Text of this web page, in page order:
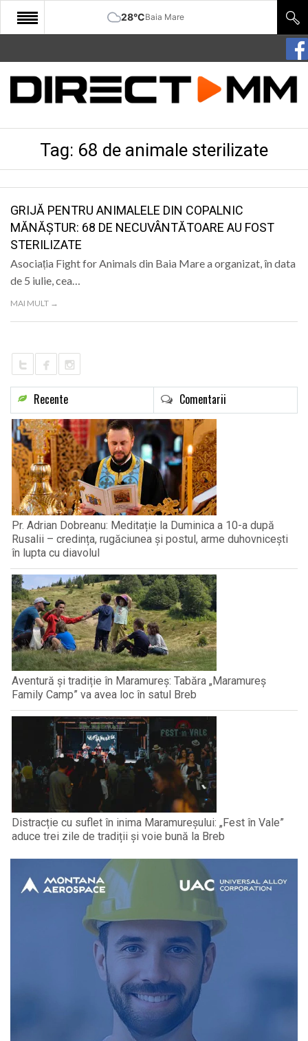
28°CBaia Mare
START
COMUNITATE
CULTURA
SANATATE
SPORT
SPECIAL
POLITIC
Tag: 68 de animale sterilizate
GRIJĂ PENTRU ANIMALELE DIN COPALNIC
MĂNĂȘTUR: 68 DE NECUVÂNTĂTOARE AU FOST
STERILIZATE
Asociația Fight for Animals din Baia Mare a organizat, în data
de 5 iulie, cea…
MAI MULT →
Recente Comentarii
Pr. Adrian Dobreanu: Meditație la Duminica a 10-a după
Rusalii – credința, rugăciunea și postul, arme duhovnicești
în lupta cu diavolul
Aventură și tradiție în Maramureș: Tabăra „Maramureș
Family Camp” va avea loc în satul Breb
Distracție cu suflet în inima Maramureșului: „Fest în Vale”
aduce trei zile de tradiții și voie bună la Breb